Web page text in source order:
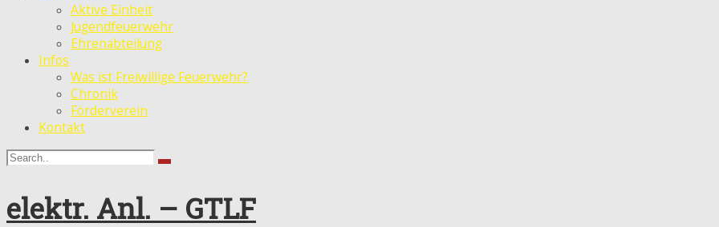
Aktive Einheit
Jugendfeuerwehr
Ehrenabteilung
Infos
Was ist Freiwillige Feuerwehr?
Chronik
Förderverein
Kontakt
elektr. Anl. – GTLF